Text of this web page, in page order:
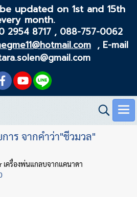
updated on 1st and 15th
month.
8717 , 088-757-0062
, E-mail
าร จากคำว่า"ชีวมวล"
เครื่องพ่นแกลบจากแคนาดา